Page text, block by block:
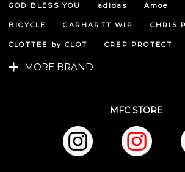
GOD BLESS YOU adidas Amoe
BICYCLE CARHARTT WIP CHRIS
CLOTTEE by CLOT CREP PROTECT
MORE BRAND
MFC STORE